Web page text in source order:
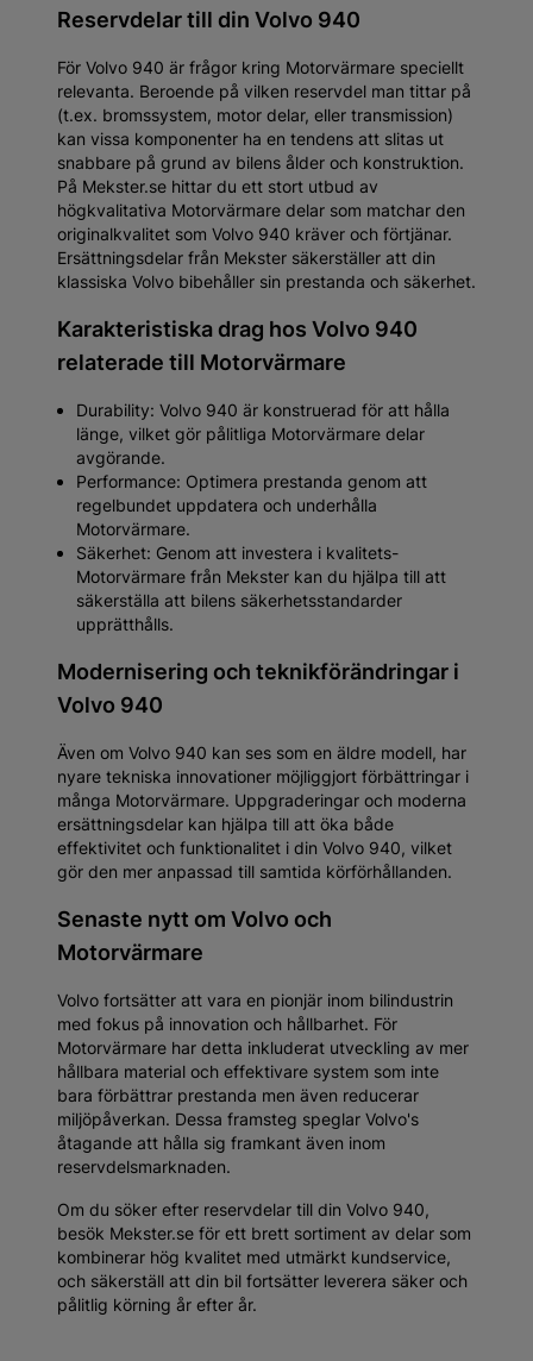
Reservdelar till din Volvo 940
För Volvo 940 är frågor kring Motorvärmare speciellt
relevanta. Beroende på vilken reservdel man tittar på
(t.ex. bromssystem, motor delar, eller transmission)
kan vissa komponenter ha en tendens att slitas ut
snabbare på grund av bilens ålder och konstruktion.
På Mekster.se hittar du ett stort utbud av
högkvalitativa Motorvärmare delar som matchar den
originalkvalitet som Volvo 940 kräver och förtjänar.
Ersättningsdelar från Mekster säkerställer att din
klassiska Volvo bibehåller sin prestanda och säkerhet.
Karakteristiska drag hos Volvo 940
relaterade till Motorvärmare
Durability: Volvo 940 är konstruerad för att hålla
länge, vilket gör pålitliga Motorvärmare delar
avgörande.
Performance: Optimera prestanda genom att
regelbundet uppdatera och underhålla
Motorvärmare.
Säkerhet: Genom att investera i kvalitets-
Motorvärmare från Mekster kan du hjälpa till att
säkerställa att bilens säkerhetsstandarder
upprätthålls.
Modernisering och teknikförändringar i
Volvo 940
Även om Volvo 940 kan ses som en äldre modell, har
nyare tekniska innovationer möjliggjort förbättringar i
många Motorvärmare. Uppgraderingar och moderna
ersättningsdelar kan hjälpa till att öka både
effektivitet och funktionalitet i din Volvo 940, vilket
gör den mer anpassad till samtida körförhållanden.
Senaste nytt om Volvo och
Motorvärmare
Volvo fortsätter att vara en pionjär inom bilindustrin
med fokus på innovation och hållbarhet. För
Motorvärmare har detta inkluderat utveckling av mer
hållbara material och effektivare system som inte
bara förbättrar prestanda men även reducerar
miljöpåverkan. Dessa framsteg speglar Volvo's
åtagande att hålla sig framkant även inom
reservdelsmarknaden.
Om du söker efter reservdelar till din Volvo 940,
besök Mekster.se för ett brett sortiment av delar som
kombinerar hög kvalitet med utmärkt kundservice,
och säkerställ att din bil fortsätter leverera säker och
pålitlig körning år efter år.